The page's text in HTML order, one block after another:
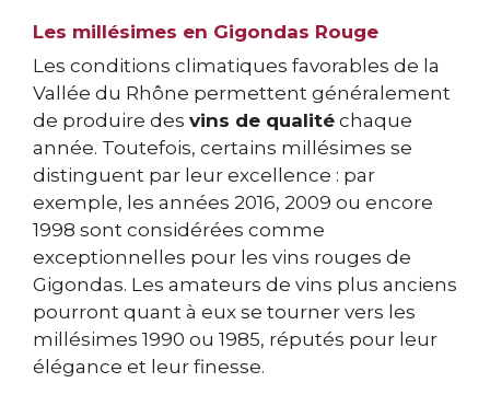
Les millésimes en Gigondas Rouge
Les conditions climatiques favorables de la
Vallée du Rhône permettent généralement
de produire des vins de qualité chaque
année. Toutefois, certains millésimes se
distinguent par leur excellence : par
exemple, les années 2016, 2009 ou encore
1998 sont considérées comme
exceptionnelles pour les vins rouges de
Gigondas. Les amateurs de vins plus anciens
pourront quant à eux se tourner vers les
millésimes 1990 ou 1985, réputés pour leur
élégance et leur finesse.